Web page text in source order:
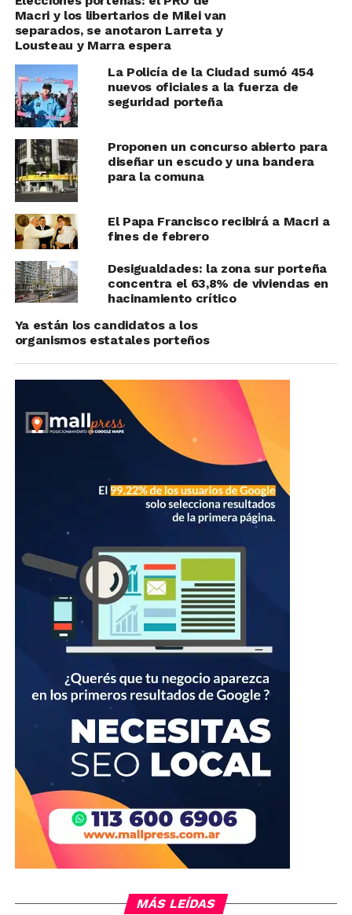
Macri y los libertarios de Milei van
separados, se anotaron Larreta y
Lousteau y Marra espera
La Policía de la Ciudad sumó 454
nuevos oficiales a la fuerza de
seguridad porteña
Proponen un concurso abierto para
diseñar un escudo y una bandera
para la comuna
El Papa Francisco recibirá a Macri a
fines de febrero
Desigualdades: la zona sur porteña
concentra el 63,8% de viviendas en
hacinamiento crítico
Ya están los candidatos a los
organismos estatales porteños
MÁS LEÍDAS